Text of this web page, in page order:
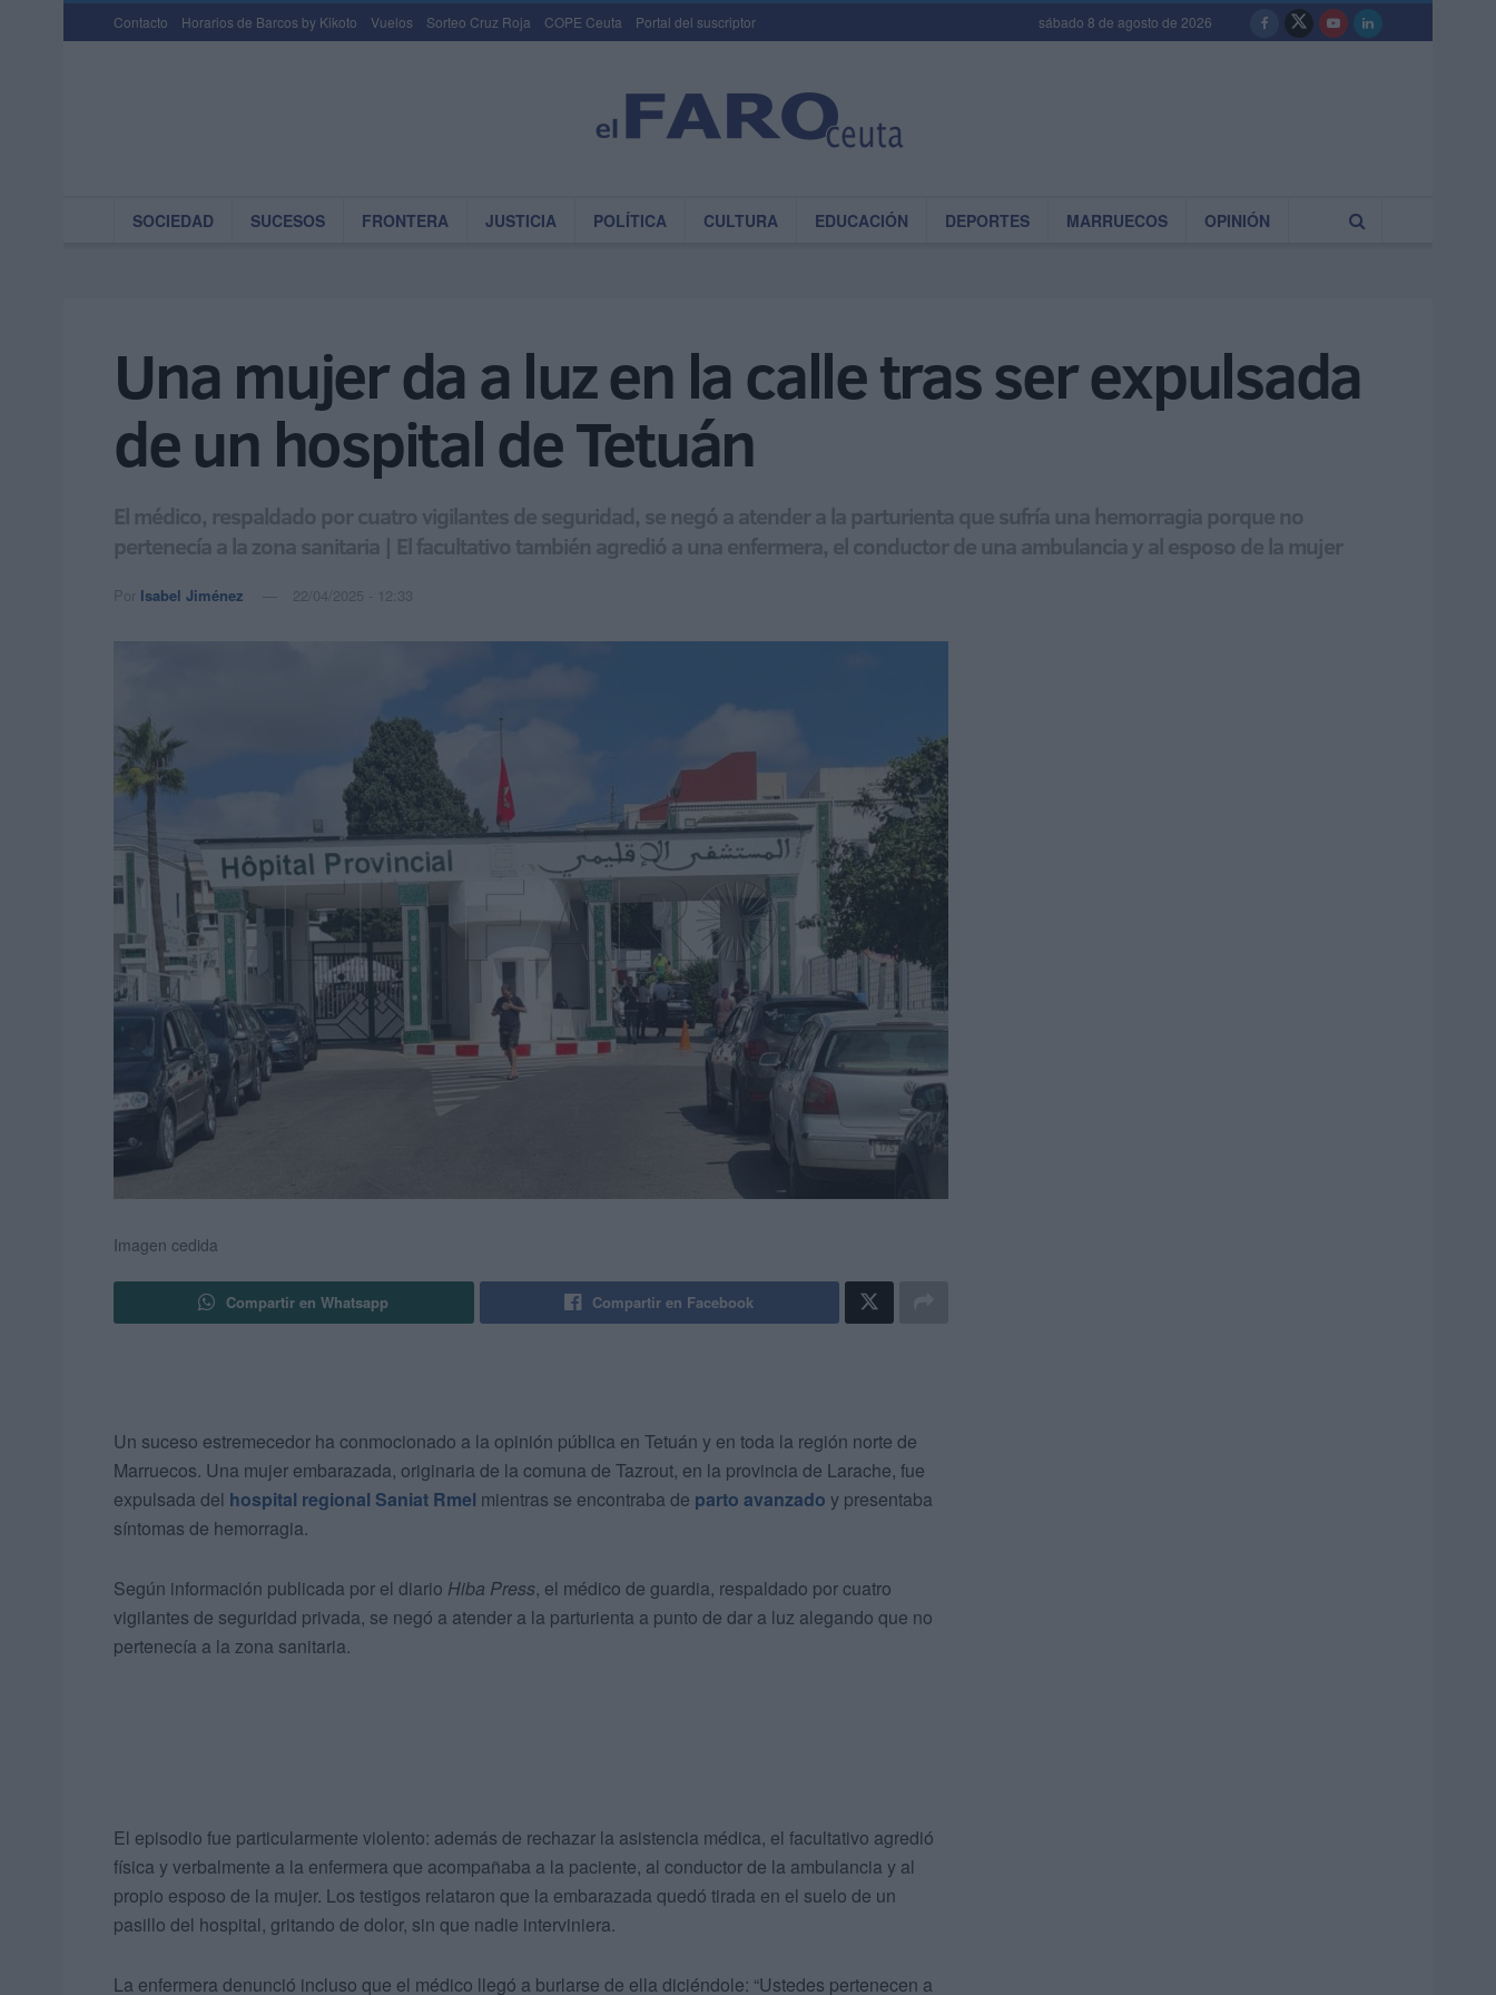
Contacto Horarios de Barcos by Kikoto Vuelos Sorteo Cruz Roja COPE Ceuta Portal del suscriptor sábado 8 de agosto de 2026
SOCIEDAD SUCESOS FRONTERA JUSTICIA POLÍTICA CULTURA EDUCACIÓN DEPORTES MARRUECOS OPINIÓN
Una mujer da a luz en la calle tras ser expulsada
de un hospital de Tetuán
El médico, respaldado por cuatro vigilantes de seguridad, se negó a atender a la parturienta que sufría una hemorragia porque no
pertenecía a la zona sanitaria | El facultativo también agredió a una enfermera, el conductor de una ambulancia y al esposo de la mujer
Por Isabel Jiménez 22/04/2025 - 12:33
Imagen cedida
Compartir en Whatsapp Compartir en Facebook
Un suceso estremecedor ha conmocionado a la opinión pública en Tetuán y en toda la región norte de
Marruecos. Una mujer embarazada, originaria de la comuna de Tazrout, en la provincia de Larache, fue
expulsada del hospital regional Saniat Rmel mientras se encontraba de parto avanzado y presentaba
síntomas de hemorragia.
Según información publicada por el diario Hiba Press, el médico de guardia, respaldado por cuatro
vigilantes de seguridad privada, se negó a atender a la parturienta a punto de dar a luz alegando que no
pertenecía a la zona sanitaria.
El episodio fue particularmente violento: además de rechazar la asistencia médica, el facultativo agredió
física y verbalmente a la enfermera que acompañaba a la paciente, al conductor de la ambulancia y al
propio esposo de la mujer. Los testigos relataron que la embarazada quedó tirada en el suelo de un
pasillo del hospital, gritando de dolor, sin que nadie interviniera.
La enfermera denunció incluso que el médico llegó a burlarse de ella diciéndole: “Ustedes pertenecen a